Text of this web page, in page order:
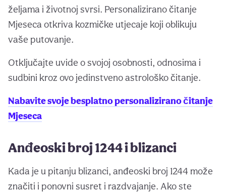
željama i životnoj svrsi. Personalizirano čitanje
Mjeseca otkriva kozmičke utjecaje koji oblikuju
vaše putovanje.
Otključajte uvide o svojoj osobnosti, odnosima i
sudbini kroz ovo jedinstveno astrološko čitanje.
Nabavite svoje besplatno personalizirano čitanje
Mjeseca
Anđeoski broj 1244 i blizanci
Kada je u pitanju blizanci, anđeoski broj 1244 može
značiti i ponovni susret i razdvajanje. Ako ste